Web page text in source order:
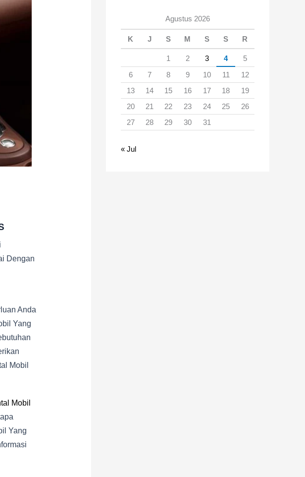
Dengan
Anda
Yang
Mobil
Mobil
Yang
Agustus 2026
K J S M S S R
1 2 3 4
5
6
7 8 9 10 11
12
13
14 15 16 17 18
19
20
21 22 23 24 25
26
27
28 29 30 31
« Jul